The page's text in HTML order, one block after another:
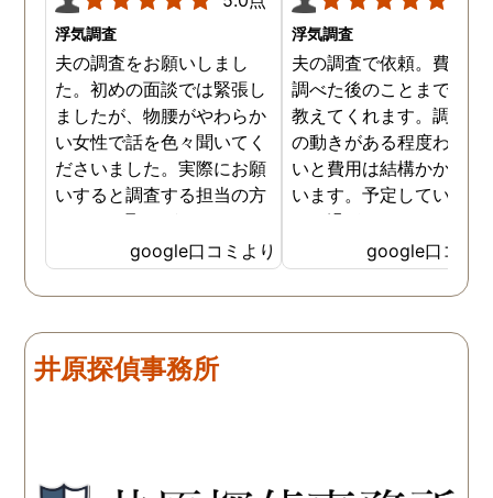
浮気調査
夫の調査をお願いしまし
た。初めの面談では緊張し
ましたが、物腰がやわらか
い女性で話を色々聞いてく
ださいました。実際にお願
いすると調査する担当の方
とのやり取りがメインで、
色々不安や心配な事の共有
をしてくれました。探偵の
方に依頼となると丸投げで
が、二人三脚で協力しあい
ながら、進めて行った感じ
と思います。思い切ってお
google口コミより
浮気調査
夫の調査で依頼。費用や
調べた後のことまで詳し
教えてくれます。調査対
の動きがある程度わから
いと費用は結構かかると
います。予定していた時
より過ぎてしまいました
が、そのまま調査してい
だき、しっかり証拠取れ
した。あ、もちろん過ぎ
調査が終わって今後どう
とうございました。
google口コミ
井原探偵事務所